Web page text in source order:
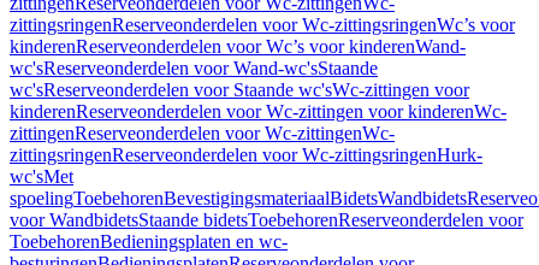
zittingsringenReserveonderdelen voor Wc-zittingsringenWc’s voor
kinderenReserveonderdelen voor Wc’s voor kinderenWand-
wc'sReserveonderdelen voor Wand-wc'sStaande
wc'sReserveonderdelen voor Staande wc'sWc-zittingen voor
kinderenReserveonderdelen voor Wc-zittingen voor kinderenWc-
zittingenReserveonderdelen voor Wc-zittingenWc-
zittingsringenReserveonderdelen voor Wc-zittingsringenHurk-
wc'sMet
spoelingToebehorenBevestigingsmateriaalBidetsWandbidets
voor WandbidetsStaande bidetsToebehorenReserveonderdelen voor
ToebehorenBedieningsplaten en wc-